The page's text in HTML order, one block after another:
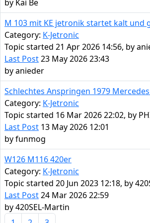
by Kai Be
M 103 mit KE jetronik startet kalt und
Category: K-Jetronic
Topic started 21 Apr 2026 14:56, by
Last Post23 May 2026 23:43
byanieder
Schlechtes Anspringen 1979
Category: K-Jetronic
Topic started 16 Mar 2026 22:02, by
Last Post 13 May 2026 12:01
byfunmog
W126 M116 420er
Category: K-Jetronic
Topic started 20 Jun 2023 12:18, by
Last Post24 Mar 2026 22:59
by420SEL-Martin